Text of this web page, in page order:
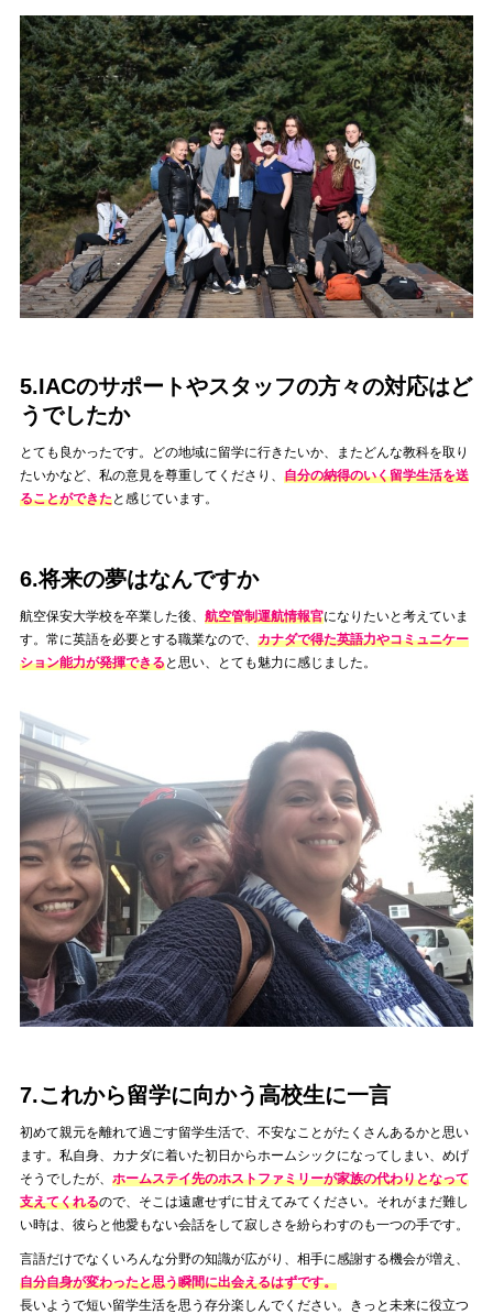
5.IACのサポートやスタッフの方々の対応はど
うでしたか
とても良かったです。どの地域に留学に行きたいか、またどんな教科を取り
たいかなど、私の意見を尊重してくださり、 自分の納得のいく留学生活を送
ることができたと感じています。
6.将来の夢はなんですか
航空保安大学校を卒業した後、 航空管制運航情報官になりたいと考えていま
す。常に英語を必要とする職業なので、 カナダで得た英語力やコミュニケー
ション能力が発揮できると思い、とても魅力に感じました。
7.これから留学に向かう高校生に一言
初めて親元を離れて過ごす留学生活で、不安なことがたくさんあるかと思い
ます。私自身、カナダに着いた初日からホームシックになってしまい、めげ
そうでしたが、 ホームステイ先のホストファミリーが家族の代わりとなって
支えてくれるので、そこは遠慮せずに甘えてみてください。それがまだ難し
い時は、彼らと他愛もない会話をして寂しさを紛らわすのも一つの手です。
言語だけでなくいろんな分野の知識が広がり、相手に感謝する機会が増え、
自分自身が変わったと思う瞬間に出会えるはずです。
長いようで短い留学生活を思う存分楽しんでください。きっと未来に役立つ